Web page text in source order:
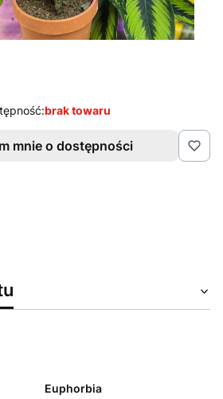
brak towaru
mnie o dostępności
Euphorbia